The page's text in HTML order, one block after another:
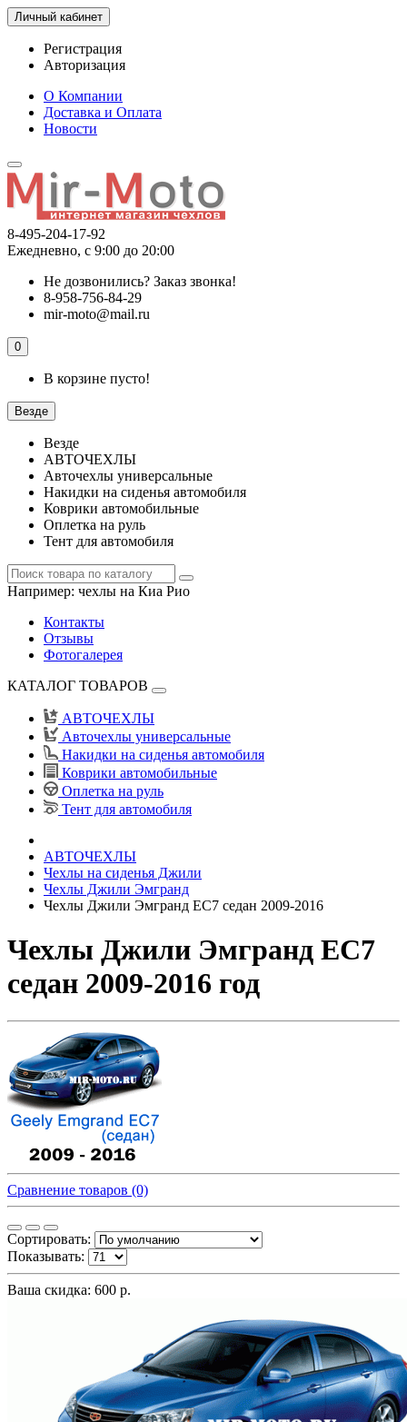
Личный кабинет
Регистрация
Авторизация
О Компании
Доставка и Оплата
Новости
8-495-204-17-92
Ежедневно, с 9:00 до 20:00
Не дозвонились? Заказ звонка!
8-958-756-84-29
mir-moto@mail.ru
0
В корзине пусто!
Везде
Везде
АВТОЧЕХЛЫ
Авточехлы универсальные
Накидки на сиденья автомобиля
Коврики автомобильные
Оплетка на руль
Тент для автомобиля
Например: чехлы на Киа Рио
Контакты
Отзывы
Фотогалерея
КАТАЛОГ ТОВАРОВ
АВТОЧЕХЛЫ
Авточехлы универсальные
Накидки на сиденья автомобиля
Коврики автомобильные
Оплетка на руль
Тент для автомобиля
АВТОЧЕХЛЫ
Чехлы на сиденья Джили
Чехлы Джили Эмгранд
Чехлы Джили Эмгранд ЕС7 седан 2009-2016
Чехлы Джили Эмгранд ЕС7
седан 2009-2016 год
Сравнение товаров (0)
Сортировать:
Показывать:
Ваша скидка: 600 р.